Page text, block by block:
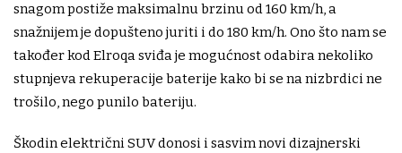
snagom postiže maksimalnu brzinu od 160 km/h, a
snažnijem je dopušteno juriti i do 180 km/h. Ono što nam se
također kod Elroqa sviđa je mogućnost odabira nekoliko
stupnjeva rekuperacije baterije kako bi se na nizbrdici ne
trošilo, nego punilo bateriju.
Škodin električni SUV donosi i sasvim novi dizajnerski